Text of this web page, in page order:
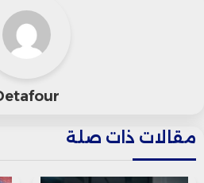
على صعيد آخر، أظهرت
للخزانة، التي تراقب
مقالات ذات صلة